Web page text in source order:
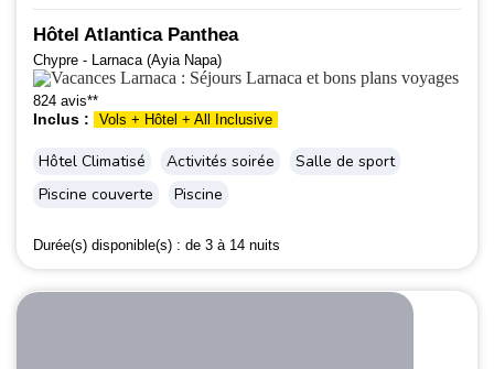
Hôtel Atlantica Panthea
Chypre - Larnaca (Ayia Napa)
824 avis**
Inclus : Vols + Hôtel + All Inclusive
Hôtel Climatisé Activités soirée
Salle de sport
Piscine couverte
Piscine
Durée(s) disponible(s) : de 3 à 14 nuits